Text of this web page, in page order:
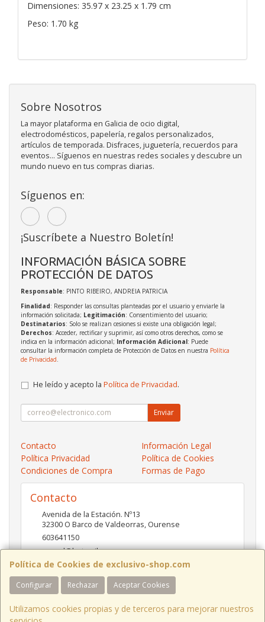
Dimensiones: 35.97 x 23.25 x 1.79 cm
Peso: 1.70 kg
Política de Cookies de exclusivo-shop.com
Configurar Rechazar Aceptar Cookies
Utilizamos cookies propias y de terceros para mejorar nuestros
Sobre Nosotros
La mayor plataforma en Galicia de ocio digital,
electrodomésticos, papelería, regalos personalizados,
artículos de temporada. Disfraces, juguetería, recuerdos para
eventos... Síguenos en nuestras redes sociales y descubre un
mundo nuevo en tus compras diarias.
Síguenos en:
¡Suscríbete a Nuestro Boletín!
INFORMACIÓN BÁSICA SOBRE
PROTECCIÓN DE DATOS
Responsable: PINTO RIBEIRO, ANDREIA PATRICIA
Finalidad: Responder las consultas planteadas por el usuario y enviarle la
información solicitada; Legitimación: Consentimiento del usuario;
Destinatarios: Solo se realizan cesiones si existe una obligación legal;
Derechos: Acceder, rectificar y suprimir, así como otros derechos, como se
indica en la información adicional; Información Adicional: Puede
consultar la información completa de Protección de Datos en nuestra Política
de Privacidad
He leído y acepto la Política de Privacidad.
Enviar
Contacto
Información Legal
Política Privacidad
Política de Cookies
Condiciones de Compra
Formas de Pago
Contacto
Avenida de la Estación. Nº13
32300 O Barco de Valdeorras, Ourense
603641150
pc-red@hotmail.es
Horario
10:00- 13:30 / 17:00- 20:30